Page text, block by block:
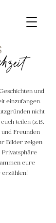
und
einzufangen.
nicht
teilen (z.B.
Freunden
Bilder zeigen
eure
erzählen!